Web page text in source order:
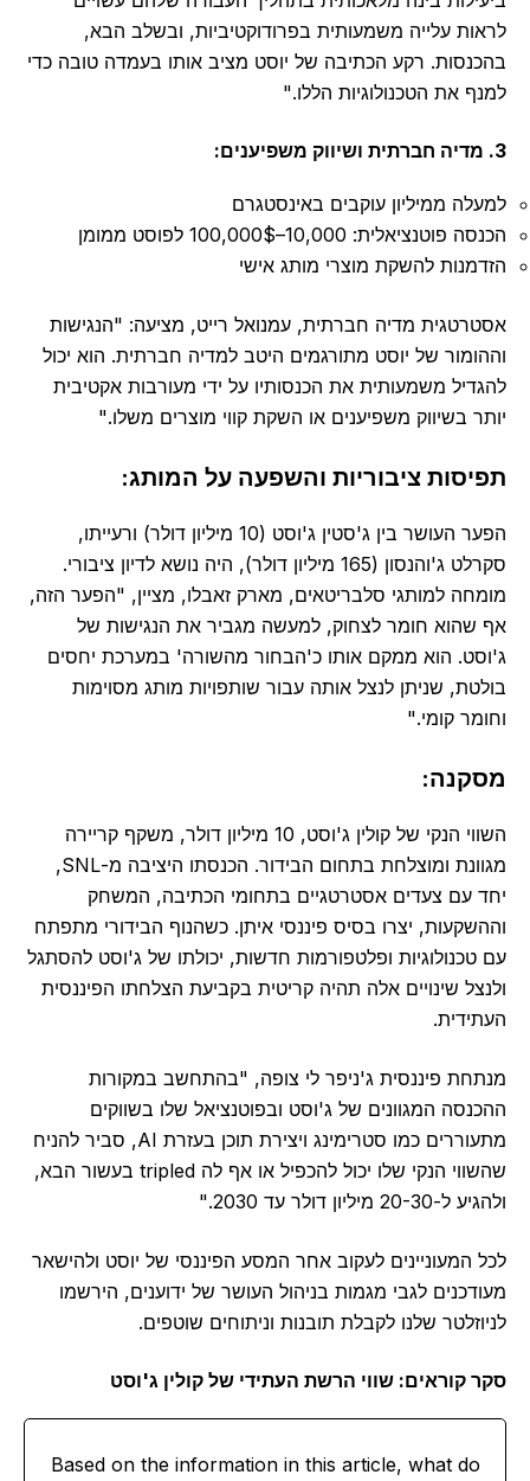
לראות עלייה משמעותית בפרודוקטיביות, ובשלב הבא,
בהכנסות. רקע הכתיבה של יוסט מציב אותו בעמדה טובה כדי
למנף את הטכנולוגיות הללו."
3. מדיה חברתית ושיווק משפיענים:
למעלה ממיליון עוקבים באינסטגרם
הכנסה פוטנציאלית: 10,000–100,000$ לפוסט ממומן
הזדמנות להשקת מוצרי מותג אישי
אסטרטגית מדיה חברתית, עמנואל רייט, מציעה: "הנגישות
וההומור של יוסט מתורגמים היטב למדיה חברתית. הוא יכול
להגדיל משמעותית את הכנסותיו על ידי מעורבות אקטיבית
יותר בשיווק משפיענים או השקת קווי מוצרים משלו."
תפיסות ציבוריות והשפעה על המותג:
הפער העושר בין ג'סטין ג'וסט (10 מיליון דולר) ורעייתו,
סקרלט ג'והנסון (165 מיליון דולר), היה נושא לדיון ציבורי.
מומחה למותגי סלבריטאים, מארק זאבלו, מציין, "הפער הזה,
אף שהוא חומר לצחוק, למעשה מגביר את הנגישות של
ג'וסט. הוא ממקם אותו כ'הבחור מהשורה' במערכת יחסים
בולטת, שניתן לנצל אותה עבור שותפויות מותג מסוימות
וחומר קומי."
מסקנה:
השווי הנקי של קולין ג'וסט, 10 מיליון דולר, משקף קריירה
מגוונת ומוצלחת בתחום הבידור. הכנסתו היציבה מ-SNL,
יחד עם צעדים אסטרטגיים בתחומי הכתיבה, המשחק
וההשקעות, יצרו בסיס פיננסי איתן. כשהנוף הבידורי מתפתח
עם טכנולוגיות ופלטפורמות חדשות, יכולתו של ג'וסט להסתגל
ולנצל שינויים אלה תהיה קריטית בקביעת הצלחתו הפיננסית
העתידית.
מנתחת פיננסית ג'ניפר לי צופה, "בהתחשב במקורות
ההכנסה המגוונים של ג'וסט ובפוטנציאל שלו בשווקים
מתעוררים כמו סטרימינג ויצירת תוכן בעזרת AI, סביר להניח
שהשווי הנקי שלו יכול להכפיל או אף לה tripled בעשור הבא,
ולהגיע ל-20-30 מיליון דולר עד 2030."
לכל המעוניינים לעקוב אחר המסע הפיננסי של יוסט ולהישאר
מעודכנים לגבי מגמות בניהול העושר של ידוענים, הירשמו
לניוזלטר שלנו לקבלת תובנות וניתוחים שוטפים.
סקר קוראים: שווי הרשת העתידי של קולין ג'וסט
Based on the information in this article, what do